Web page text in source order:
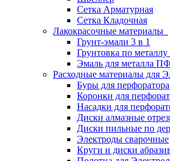
Сетка Арматурная
Сетка Кладочная
Лакокрасочные материалы
Грунт-эмали 3 в 1
Грунтовка по
Эмаль для металла
Расходные материалы для
Буры для перфоратора
Коронки для
Насадки для
Диски алмазные
Диски пильные по
Электроды сварочные
Круги и диски